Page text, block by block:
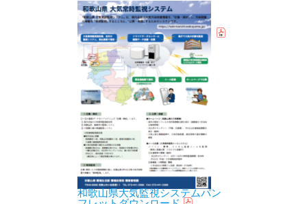
和歌山県大気監視システムパン